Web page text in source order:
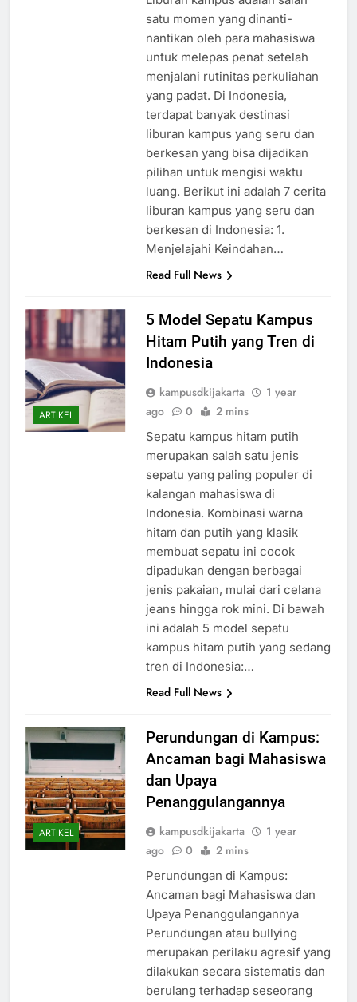
Liburan kampus adalah salah
satu momen yang dinanti-
nantikan oleh para mahasiswa
untuk melepas penat setelah
menjalani rutinitas perkuliahan
yang padat. Di Indonesia,
terdapat banyak destinasi
liburan kampus yang seru dan
berkesan yang bisa dijadikan
pilihan untuk mengisi waktu
luang. Berikut ini adalah 7 cerita
liburan kampus yang seru dan
berkesan di Indonesia: 1.
ARTIKEL
5 Model Sepatu Kampus
Hitam Putih yang Tren di
kampusdkijakarta
Sepatu kampus hitam putih
merupakan salah satu jenis
sepatu yang paling populer di
kalangan mahasiswa di
Indonesia. Kombinasi warna
hitam dan putih yang klasik
membuat sepatu ini cocok
dipadukan dengan berbagai
jenis pakaian, mulai dari celana
jeans hingga rok mini. Di bawah
ini adalah 5 model sepatu
kampus hitam putih yang sedang
ARTIKEL
Perundungan di Kampus:
Ancaman bagi Mahasiswa
dan Upaya
Penanggulangannya
kampusdkijakarta
Perundungan di Kampus:
Ancaman bagi Mahasiswa dan
Upaya Penanggulangannya
Perundungan atau bullying
merupakan perilaku agresif yang
dilakukan secara sistematis dan